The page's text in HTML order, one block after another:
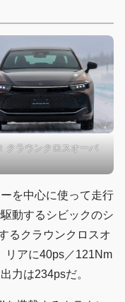
クラウンクロスオーバ
を中心に使って走行
動するシビックのシ
るクラウンクロスオ
リアに40ps／121Nm
力は234psだ。